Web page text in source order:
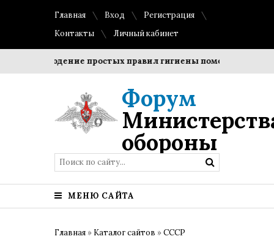
Главная Вход
Регистрация
Контакты
Личный кабинет
Соблюдение простых правил гигиены помогает
Форум
обороны
МЕНЮ САЙТА
Главная » Каталог сайтов »СССР